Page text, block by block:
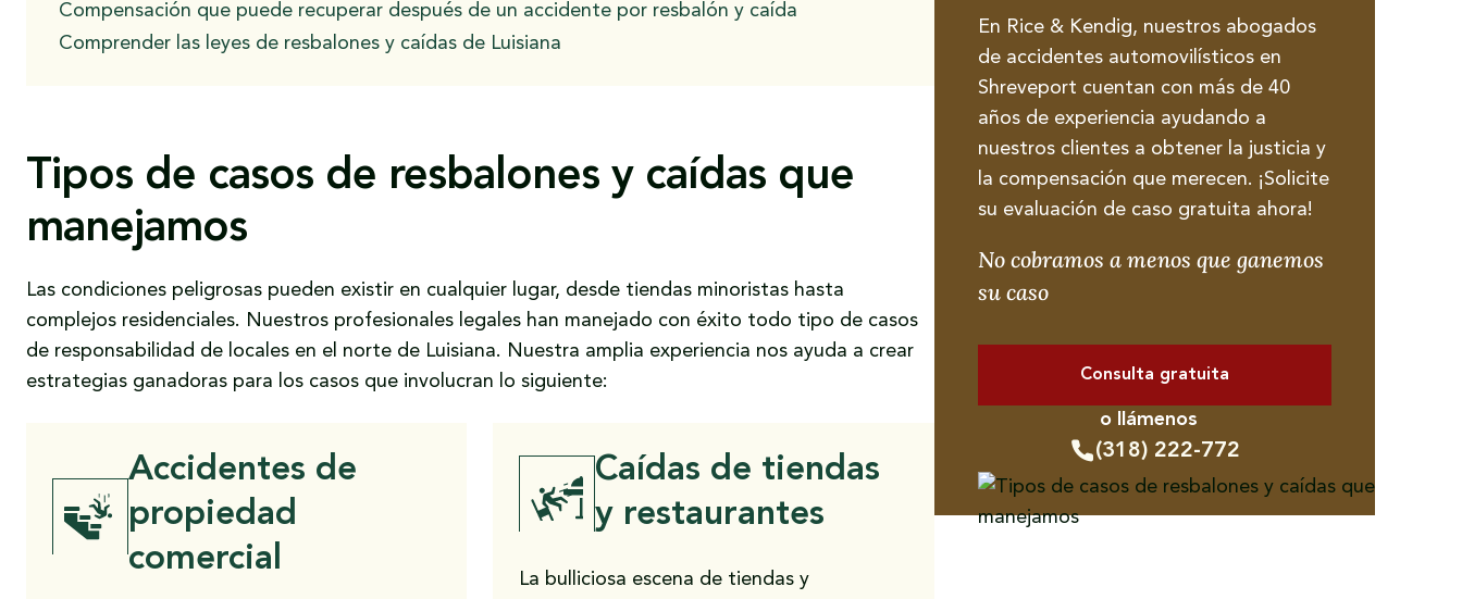
Compensación que puede recuperar después de un accidente por resbalón y caída
Comprender las leyes de resbalones y caídas de Luisiana
Tipos de casos de resbalones y caídas que
manejamos
Las condiciones peligrosas pueden existir en cualquier lugar, desde tiendas minoristas hasta
complejos residenciales. Nuestros profesionales legales han manejado con éxito todo tipo de casos
de responsabilidad de locales en el norte de Luisiana. Nuestra amplia experiencia nos ayuda a crear
estrategias ganadoras para los casos que involucran lo siguiente:
Accidentes de
propiedad
comercial
Caídas de tiendas
y restaurantes
La bulliciosa escena de tiendas y
En Rice & Kendig, nuestros abogados
de accidentes automovilísticos en
Shreveport cuentan con más de 40
años de experiencia ayudando a
nuestros clientes a obtener la justicia y
la compensación que merecen. ¡Solicite
su evaluación de caso gratuita ahora!
No cobramos a menos que ganemos
su caso
Consulta gratuita
o llámenos
(318) 222-772